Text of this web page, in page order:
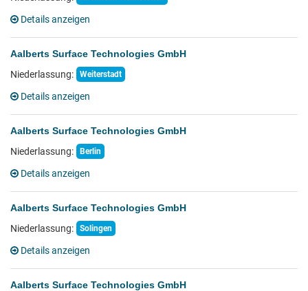
Details anzeigen
Aalberts Surface Technologies GmbH
Niederlassung:
Weiterstadt
Details anzeigen
Aalberts Surface Technologies GmbH
Niederlassung:
Berlin
Details anzeigen
Aalberts Surface Technologies GmbH
Niederlassung:
Solingen
Details anzeigen
Aalberts Surface Technologies GmbH